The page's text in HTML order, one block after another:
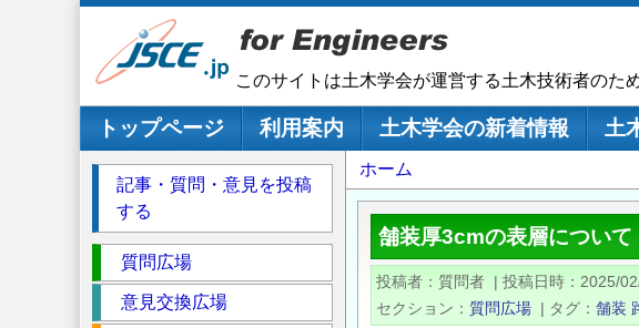
このサイトは土木学会が運営する土木技術者のた
メインナビゲーション
トップページ 利用案内 土木学会の新着情報
土
パ
ン
く
ず
ホーム
舗装厚3cmの表層について
投稿者 質問者 | 投稿日時
2025/
セクション
質問広場 | タグ 舗装
記事・質問・意見を投稿
する
ク
シ
質問広場
意見交換広場